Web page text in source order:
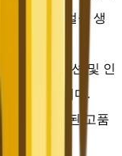
제품 비주얼을 생
어 프로모션 및 인
를 제작합니다.
걸쳐 일관된 고품